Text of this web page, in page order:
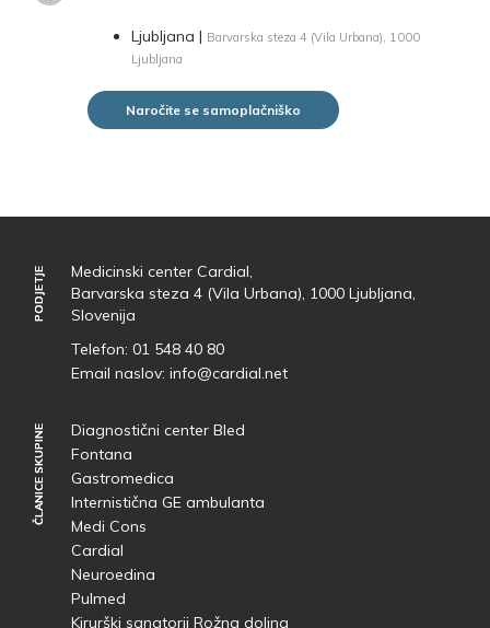
Ljubljana | Barvarska steza 4 (Vila Urbana), 1000
Ljubljana
Naročite se samoplačniško
PODJETJE
PODJETJE
Medicinski center Cardial,
Barvarska steza 4 (Vila Urbana), 1000 Ljubljana,
Slovenija
Telefon: 01 548 40 80
Email naslov: info@cardial.net
ČLANICE SKUPINE
ČLANICE SKUPINE
Diagnostični center Bled
Fontana
Gastromedica
Internistična GE ambulanta
Medi Cons
Cardial
Neuroedina
Pulmed
Kirurški sanatorij Rožna dolina